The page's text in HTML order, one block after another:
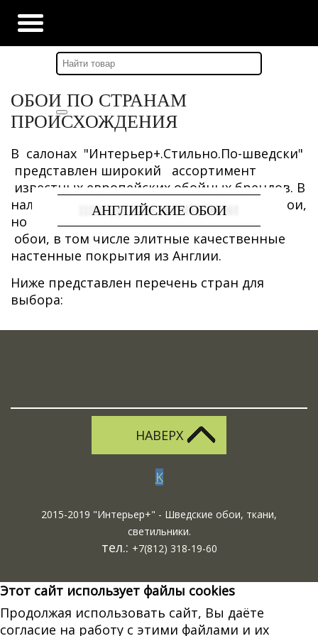
Главная
Страны
ОБОИ ПО СТРАНАМ
ПРОИСХОЖДЕНИЯ
В салонах "Интерьер+.Стильно.По-шведски"
представлен широкий ассортимент
известных европейских обойных брендов. В
наличии не только стильные шведские обои,
но и итальянские, испанские, немецкие
обои, в том числе элитные качественные
настенные покрытия из Англии.
Ниже представлен перечень стран для
выбора:
ШВЕДСКИЕ ОБОИ
ШВЕДСКИЕ ФОТООБОИ
АНГЛИЙСКИЕ ОБОИ
НАВЕРХ
K
2015-2019 "Интерьер+" - Шведские обои, ткани,
светильники.
тел.: +7(812) 318-19-60
Этот сайт использует файлы cookies
Продолжая использовать сайт, Вы даёте
согласие на работу с этими файлами и их